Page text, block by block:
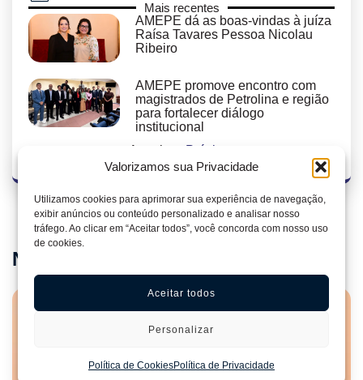
Valorizamos sua Privacidade
Utilizamos cookies para aprimorar sua experiência de navegação,
exibir anúncios ou conteúdo personalizado e analisar nosso
tráfego. Ao clicar em “Aceitar todos”, você concorda com nosso uso
de cookies.
Aceitar todos
Personalizar
Política de CookiesPolítica de Privacidade
Mais recentes
AMEPE dá as boas-vindas à juíza
Raísa Tavares Pessoa Nicolau
Ribeiro
AMEPE promove encontro com
magistrados de Petrolina e região
para fortalecer diálogo
institucional
« Anterior
Próximo »
Notícias relacionadas
Fique por dentro de tudo!